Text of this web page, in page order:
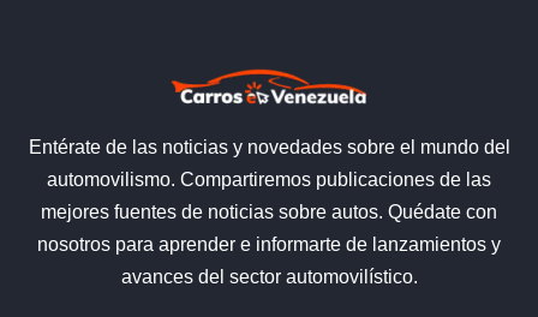
Entérate de las noticias y novedades sobre el mundo del
automovilismo. Compartiremos publicaciones de las
mejores fuentes de noticias sobre autos. Quédate con
nosotros para aprender e informarte de lanzamientos y
avances del sector automovilístico.